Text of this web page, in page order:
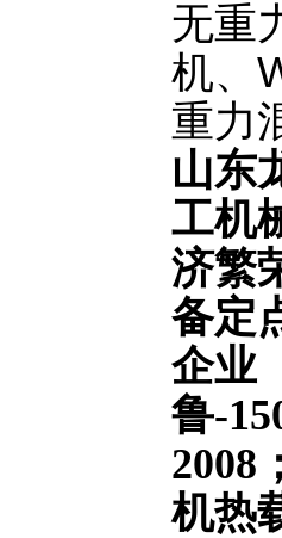
无重
机、
重力
山东
工机
济繁
备定
企业
鲁-
2008
机热